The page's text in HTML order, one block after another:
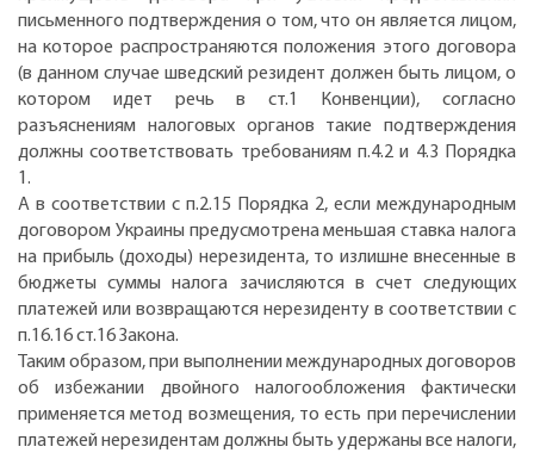
письменного подтверждения о том, что он является лицом,
на которое распространяются положения этого договора
(в данном случае шведский резидент должен быть лицом, о
котором идет речь в ст.1 Конвенции), согласно
разъяснениям налоговых органов такие подтверждения
должны соответствовать требованиям п.4.2 и 4.3 Порядка
1.
А в соответствии с п.2.15 Порядка 2, если международным
договором Украины предусмотрена меньшая ставка налога
на прибыль (доходы) нерезидента, то излишне внесенные в
бюджеты суммы налога зачисляются в счет следующих
платежей или возвращаются нерезиденту в соответствии с
п.16.16 ст.16 Закона.
Таким образом, при выполнении международных договоров
об избежании двойного налогообложения фактически
применяется метод возмещения, то есть при перечислении
платежей нерезидентам должны быть удержаны все налоги,